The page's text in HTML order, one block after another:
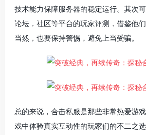
技术能力保障服务器的稳定运行。其次
论坛，社区等平台的玩家评测，借鉴他们
当然，也要保持警惕，避免上当受骗。
总的来说，合击私服是那些非常热爱游
戏中体验真实互动性的玩家们的不二之